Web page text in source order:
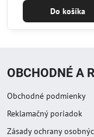
Do košíka
OBCHODNÉ A
Obchodné podmienky
Reklamačný poriadok
Zásady ochrany